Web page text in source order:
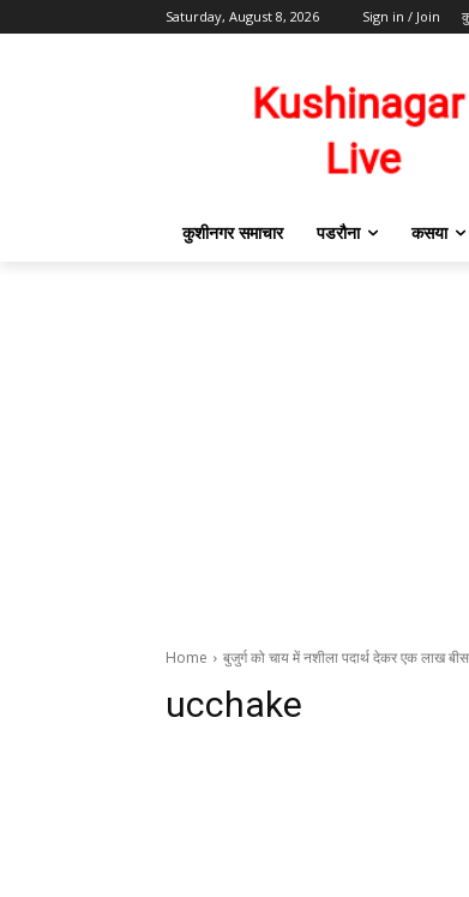
Saturday, August 8, 2026 Sign in / Join
कुशीनगर समाचार पडरौना कसया
Home बुजुर्ग को चाय में नशीला पदार्थ देकर एक लाख
ucchake